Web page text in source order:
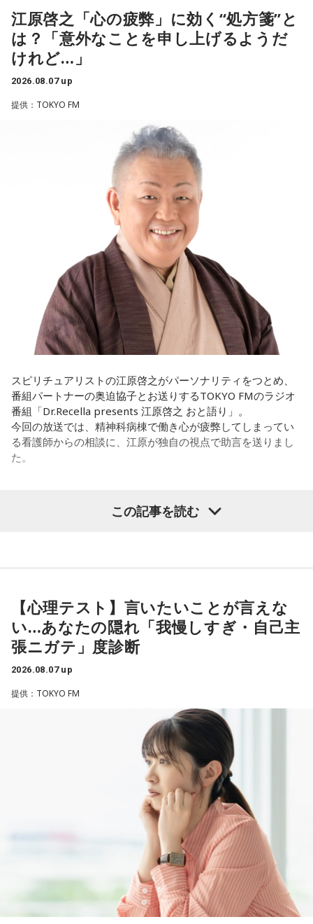
※ メールの件名は「ランキング」でお願いします。
■番組タイトル：ニッポン放送『中島健人のオールナイトニッ
ポン』
■放送日時：2026年8月14日（金） 25時～27時 （15日
（土）午前1時〜3時）
■パーソナリティ：中島健人
kenty@allnightnippon.com
■番組公式X：@Ann_Since1967
■番組ハッシュタグ：#中島健人ANN
◆“真逆な作り方”で楽曲制作
リーガルリリーは高校在学時から注目を集め、国内大型ロッ
た世界最大級の音楽フェスティバル「SXSW（サウス・バイ・
サウスウエスト）」の出演や中国ツアーの開催など、海外で
のライブも経験。そのほか、2019年公開の映画「惡の華」で
は主題歌と劇中歌を担当し、今年4月から放送されたテレビド
ラマ版「惡の華」では、たかはしほのかさんが劇伴を担当。
そして、今秋には初のアジアツアーの開催が決定していま
遠山：僕は「惡の華」が好きで、（テレビドラマ版ではW主
演の）あのちゃんと鈴木福くんがめちゃくちゃ素晴らしかっ
たですけど、そういうドラマの音楽って、どう作っていく
ほのか：私も今回初めて関わらせてもらったんですけど、今
まで作ってきたライブでやる曲やバンドでやる曲の作り方と
は全然違って……ドラマの映像にいかに没頭させるかが重要と
いうか。リーガルリリーでは、音楽を聴いてほしくて作って
いるんですけれど、ドラマの音楽は、映像を観てもらわない
といけないので、逆に聴いてもらったらダメなんですよ。だ
から、音楽を通して真逆な作り方を体験できて、めちゃめち
ゃ面白かったです。
ほのか・海：ありがとうございます。
潮：「コニファー」はテレビアニメ「これ描いて死ね」のエ
ンディングテーマとなっています。
ね？
遠山：この楽曲はどこから作り始めました？
ほのか：「これ描いて死ね」は、マンガを描くことを題材に
した作品なんですけど、まずは原作を読みました。それで、0
から1にするときに、心のなかで薪をくべて火種を燃やしてい
く。そして、風が吹いてめちゃめちゃ燃えていくみたいな。
そういったものを絶やさずに「自分だけでやっていくぞ！」
みたいな気持ちと、私がお家で音楽を作っているとき
の……“色”かな？ その色がすごく一致している部分があったの
で、今回はアニメのエンディングテーマとして曲を書かせて
もらったんですけど、結構パーソナルな部分が出た作品にな
江原啓之「心の疲弊」に効く“処方箋”と
は？「意外なことを申し上げるようだ
けれど…」
2026.08.07 up
提供：TOKYO FM
スピリチュアリストの江原啓之がパーソナリティをつとめ、
番組パートナーの奥迫協子とお送りするTOKYO FMのラジオ
番組「Dr.Recella presents 江原啓之 おと語り」。
今回の放送では、精神科病棟で働き心が疲弊してしまってい
る看護師からの相談に、江原が独自の視点で助言を送りまし
た。
れることがあります。病気だからと割り切って仕事に就いて
いるのですが、心が疲れてきています。私生活は充実してお
り、夫と新しく家を建てるためにも仕事は辞められません。
仕事がつらいからこそ私生活が充実する、幸せになるぞとい
の心持ちについてアドバイスをいただけないでしょうか？
――患者からの暴言や暴力に心が折れそうになりながらも、
過酷な現場で奮闘する看護師の相談に対し、江原は「意外な
ことを申し上げるようだけれど……」と前置きした上で、具体
的なアドバイスを提示しました。
江原：私はね、ちょっと意外なことを申し上げるようだけれ
ど、「体力」だと思います。やっぱり、ちゃんと食べて、よ
く寝る。で、やっぱり看護師さんって不規則でしょう？ 夜勤
とかね。いろいろとシフトがあるから、身体のコンディショ
ンを持っていくのがとっても大変だと思うの。
これ、ばかにならなくて、私、いつもフィジカルとスピリチ
この記事を読む
【心理テスト】言いたいことが言えな
い…あなたの隠れ「我慢しすぎ・自己主
張ニガテ」度診断
2026.08.07 up
提供：TOKYO FM